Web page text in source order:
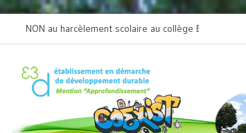
NON au harcèlement scolaire au collège Beaulieu